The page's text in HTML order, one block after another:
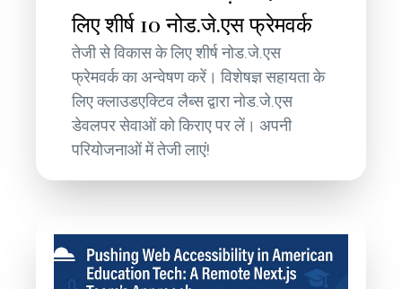
लिए शीर्ष 10 नोड.जे.एस फ्रेमवर्क
तेजी से विकास के लिए शीर्ष नोड.जे.एस
फ्रेमवर्क का अन्वेषण करें। विशेषज्ञ सहायता के
लिए क्लाउडएक्टिव लैब्स द्वारा नोड.जे.एस
डेवलपर सेवाओं को किराए पर लें। अपनी
परियोजनाओं में तेजी लाएं!